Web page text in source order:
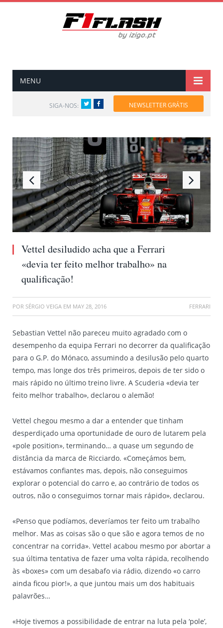
MENU
SIGA-NOS: TwitterFacebook NEWSLETTER GRÁTIS
Vettel desiludido acha que a Ferrari
«devia ter feito melhor trabalho» na
qualificação!
POR SÉRGIO VEIGA EM MAY 28, 2016 FERRARI
Sebastian Vettel não pareceu muito agradado com o
desempenho da equipa Ferrari no decorrer da qualificação
para o G.P. do Mónaco, assumindo a desilusão pelo quarto
tempo, mas longe dos três primeiros, depois de ter sido o
mais rápido no último treino livre. A Scuderia «devia ter
feito melhor trabalho», declarou o alemão!
Vettel chegou mesmo a dar a entender que tinham
desperdiçado uma oportunidade de ouro de lutarem pela
«pole position», terminando… a quase um segundo de
distância da marca de Ricciardo. «Começámos bem,
estávamos confiantes mas, depois, não conseguimos
explorar o potencial do carro e, ao contrário de todos os
outros, não o conseguimos tornar mais rápido», declarou.
«Penso que podíamos, deveríamos ter feito um trabalho
melhor. Mas as coisas são o que são e agora temos de no
concentrar na corrida». Vettel acabou mesmo por abortar a
sua última tentativa de fazer uma volta rápida, recolhendo
às «boxes» com um desabafo via rádio, dizendo «o carro
ainda ficou pior!», a que juntou mais um dos habituais
palavrões…
«Hoje tivemos a possibilidade de entrar na luta pela ‘pole’,